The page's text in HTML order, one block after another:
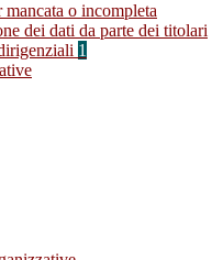
mancata o incompleta
dei dati da parte dei titolari
1